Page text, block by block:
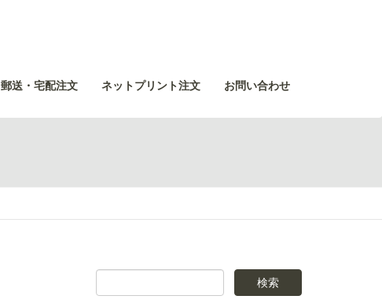
郵送・宅配注文 ネットプリント注文 お問い合わせ